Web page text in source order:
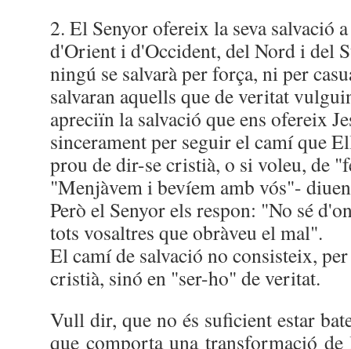
2. El Senyor ofereix la seva salvació
d'Orient i d'Occident, del Nord i del
ningú se salvarà per força, ni per
salvaran aquells que de veritat
apreciïn la salvació que ens ofereix
sincerament per seguir el camí que
prou de dir-se cristià, o si voleu, de
"Menjàvem i bevíem amb vós"-
Però el Senyor els respon: "No sé
tots vosaltres que obràveu el mal".
El camí de salvació no consisteix,
cristià, sinó en "ser-ho" de veritat.
Vull dir, que no és suficient estar
que comporta una transformació